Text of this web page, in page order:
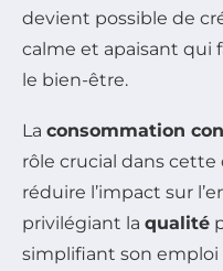
devient possible de
calme et apaisant qui
le bien-être.
La consommation
rôle crucial dans
réduire l’impact sur
privilégiant la qualité
simplifiant son